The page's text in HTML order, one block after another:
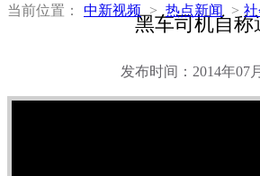
当前位置： 中新视频 > 热点新闻 >
黑车司机自称
发布时间：2014年07